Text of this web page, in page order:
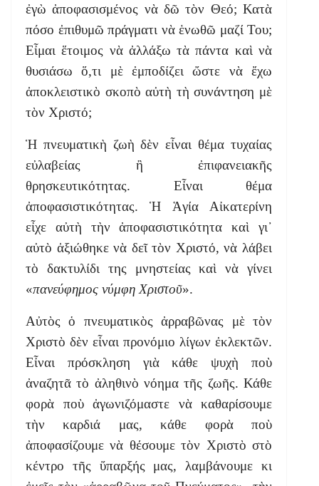
ἐγὼ ἀποφασισμένος νὰ δῶ τὸν Θεό; Κατὰ
πόσο ἐπιθυμῶ πράγματι νὰ ἑνωθῶ μαζί Του;
Εἶμαι ἕτοιμος νὰ ἀλλάξω τὰ πάντα καὶ νὰ
θυσιάσω ὅ,τι μὲ ἐμποδίζει ὤστε νὰ ἔχω
ἀποκλειστικὸ σκοπὸ αὐτὴ τὴ συνάντηση μὲ
τὸν Χριστό;
Ἡ πνευματικὴ ζωὴ δὲν εἶναι θέμα τυχαίας
εὐλαβείας ἢ ἐπιφανειακῆς
θρησκευτικότητας. Εἶναι θέμα
ἀποφασιστικότητας. Ἡ Ἁγία Αἰκατερίνη
εἶχε αὐτὴ τὴν ἀποφασιστικότητα καὶ γι᾿
αὐτὸ ἀξιώθηκε νὰ δεῖ τὸν Χριστό, νὰ λάβει
τὸ δακτυλίδι της μνηστείας καὶ νὰ γίνει
«πανεύφημος νύμφη Χριστοῦ».
Αὐτὸς ὁ πνευματικὸς ἀρραβῶνας μὲ τὸν
Χριστὸ δὲν εἶναι προνόμιο λίγων ἐκλεκτῶν.
Εἶναι πρόσκληση γιὰ κάθε ψυχὴ ποὺ
ἀναζητᾶ τὸ ἀληθινὸ νόημα τῆς ζωῆς. Κάθε
φορὰ ποὺ ἀγωνιζόμαστε νὰ καθαρίσουμε
τὴν καρδιά μας, κάθε φορὰ ποὺ
ἀποφασίζουμε νὰ θέσουμε τὸν Χριστὸ στὸ
κέντρο τῆς ὕπαρξής μας, λαμβάνουμε κι